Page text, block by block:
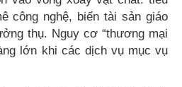
công nghệ, biến tài sản giáo
thụ. Nguy cơ “thương mại
lớn khi các dịch vụ mục vụ